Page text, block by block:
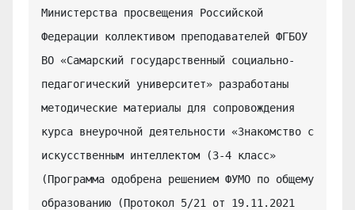
Министерства просвещения Российской
Федерации коллективом преподавателей ФГБОУ
ВО «Самарский государственный социально-
педагогический университет» разработаны
методические материалы для сопровождения
курса внеурочной деятельности «Знакомство с
искусственным интеллектом (3-4 класс»
(Программа одобрена решением ФУМО по общему
образованию (Протокол 5/21 от 19.11.2021